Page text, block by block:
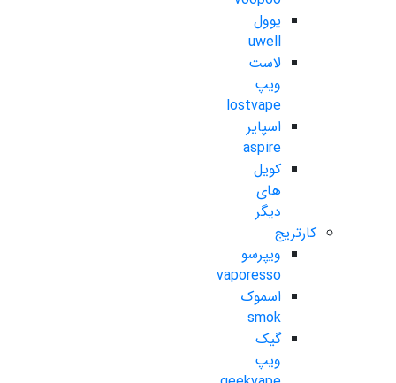
یوول
uwell
لاست
ویپ
lostvape
اسپایر
aspire
کویل
های
دیگر
کارتریج
ویپرسو
vaporesso
اسموک
smok
گیک
ویپ